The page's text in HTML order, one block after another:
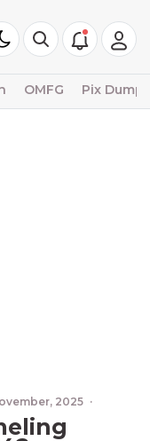
OMFG Pix Dump
2025 ·